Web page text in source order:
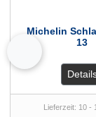
zurück
Michelin
13
Lieferzeit: 10 -